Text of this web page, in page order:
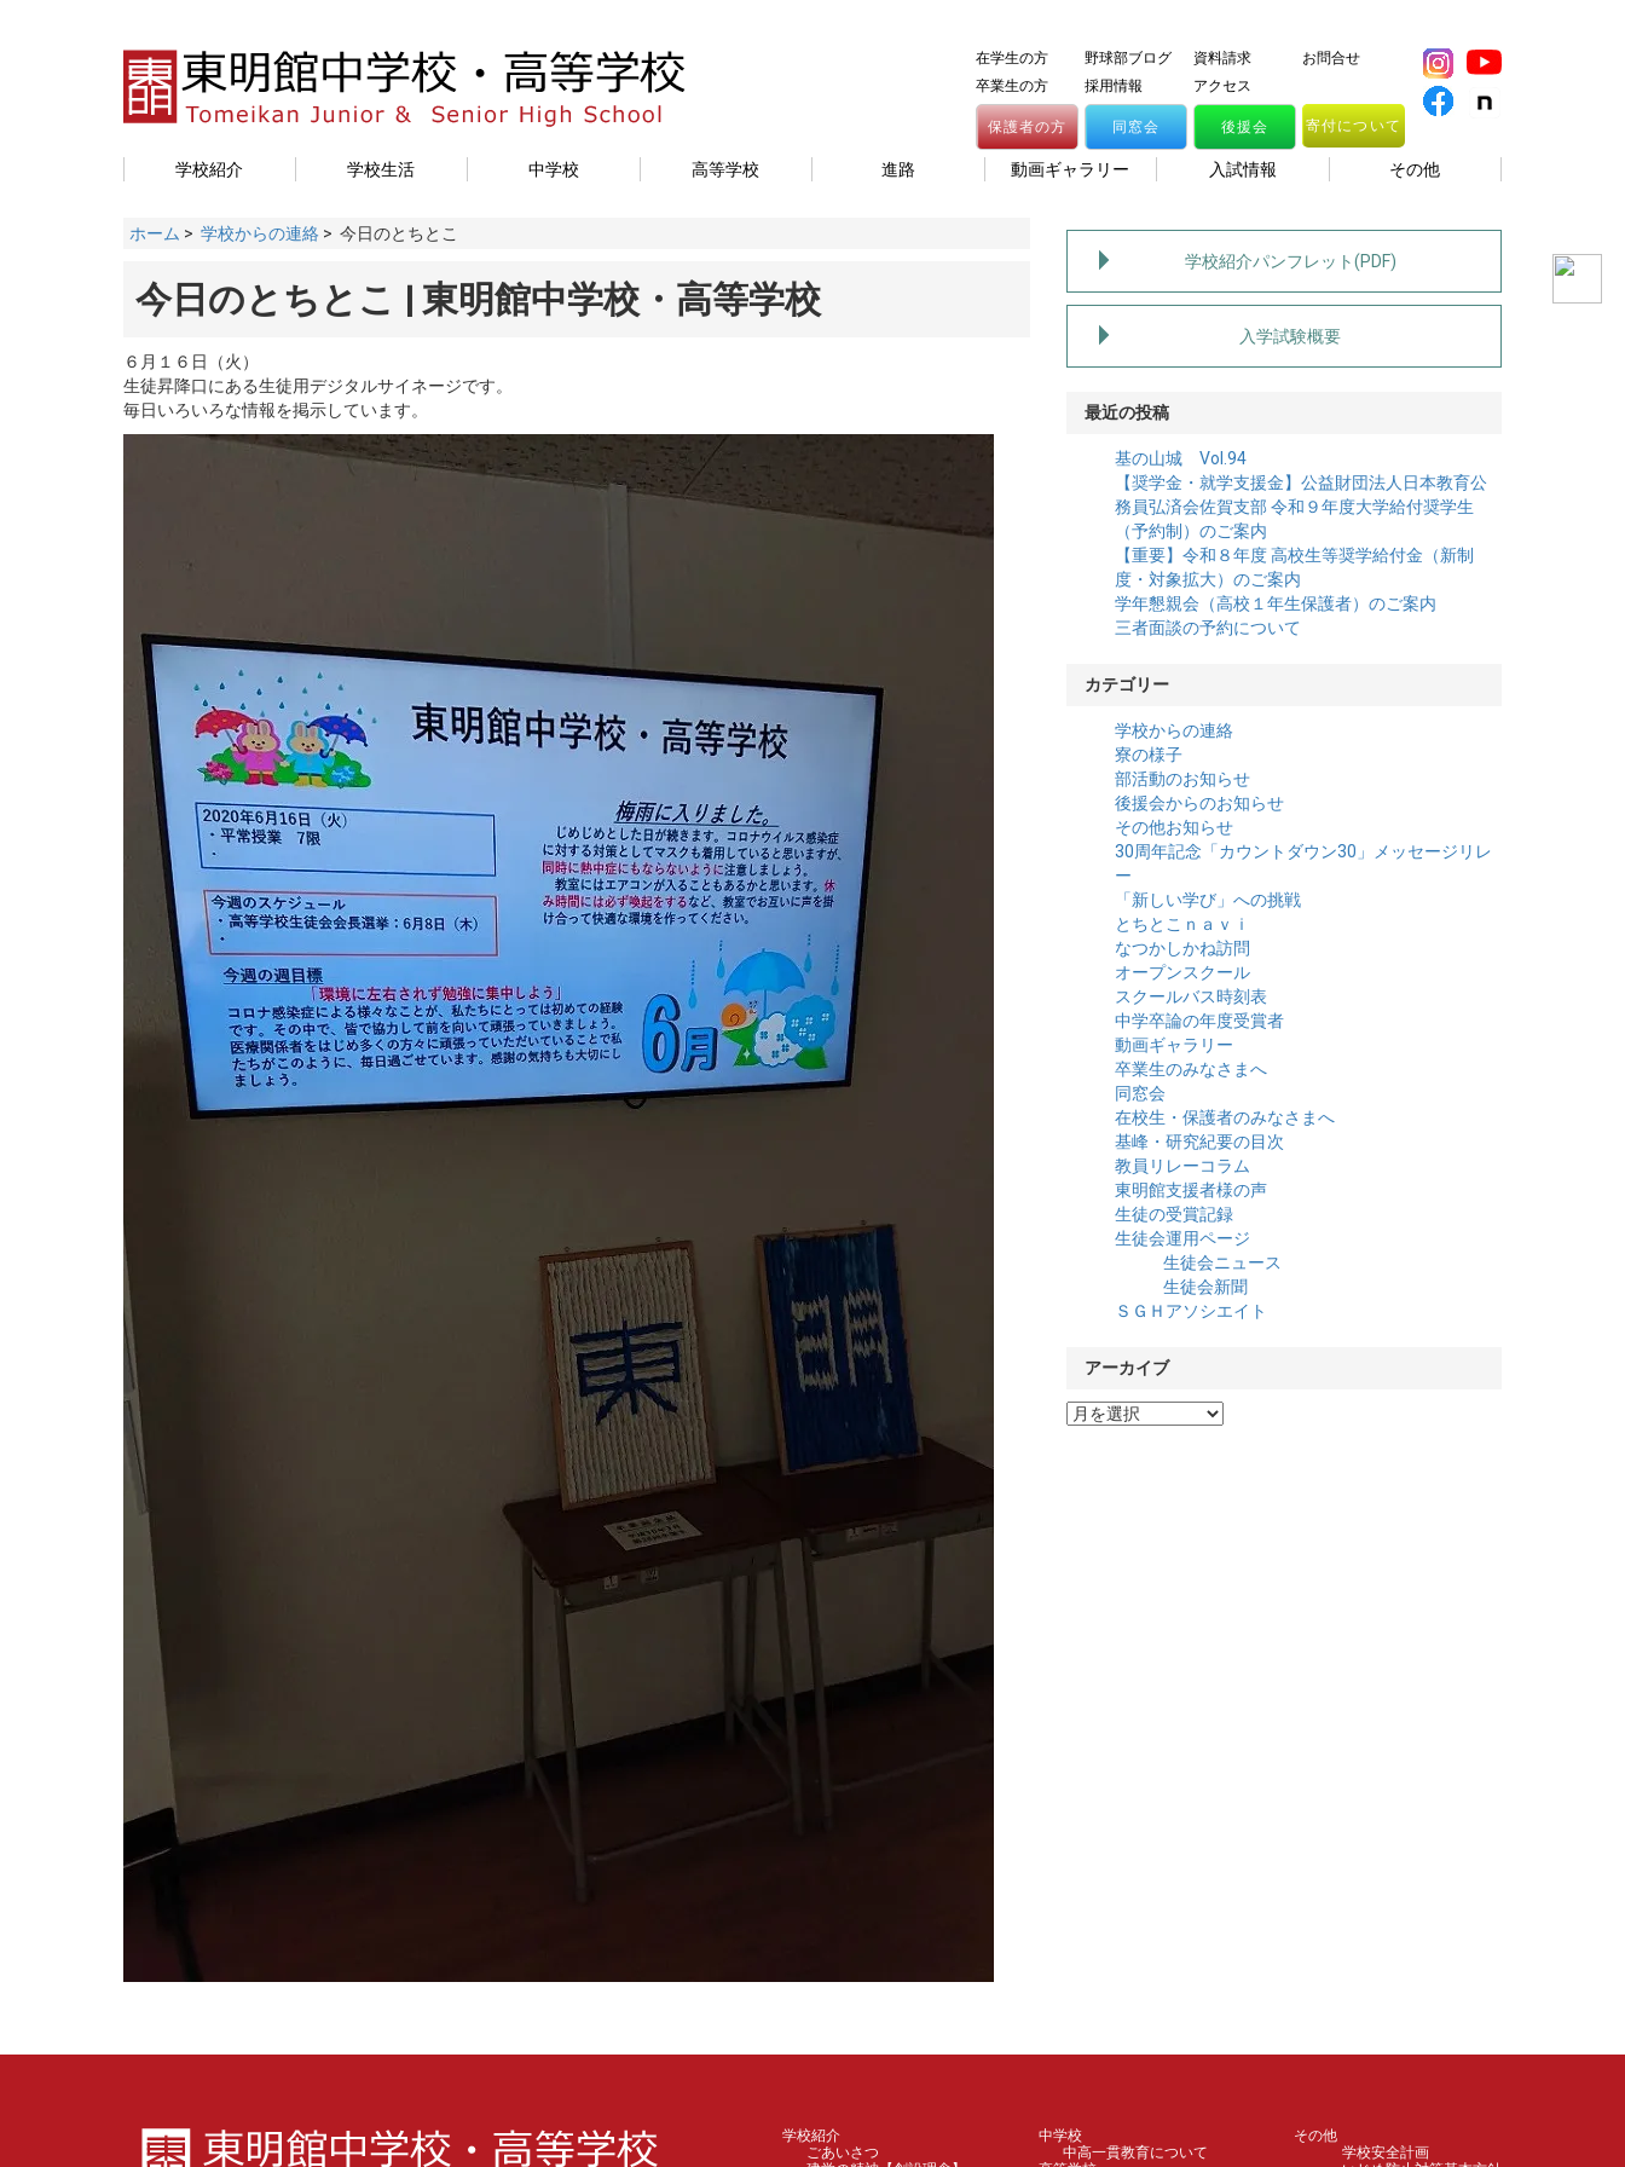
在学生の方 野球部ブログ 資料請求
お問合せ
卒業生の方
採用情報 アクセス
保護者の方 同窓会 後援会 寄付について
学校紹介 学校生活 中学校 高等学校 進路 動画ギャラリー 入試情報 その他
ホーム > 学校からの連絡 > 今日のとちとこ
今日のとちとこ | 東明館中学校・高等学校
６月１６日（火）
生徒昇降口にある生徒用デジタルサイネージです。
毎日いろいろな情報を掲示しています。
学校紹介パンフレット(PDF)
入学試験概要
最近の投稿
基の山城 Vol.94
【奨学金・就学支援金】公益財団法人日本教育公
務員弘済会佐賀支部 令和９年度大学給付奨学生
（予約制）のご案内
【重要】令和８年度 高校生等奨学給付金（新制
度・対象拡大）のご案内
学年懇親会（高校１年生保護者）のご案内
三者面談の予約について
カテゴリー
学校からの連絡
寮の様子
部活動のお知らせ
後援会からのお知らせ
その他お知らせ
30周年記念「カウントダウン30」メッセージリレ
ー
「新しい学び」への挑戦
とちとこｎａｖｉ
なつかしかね訪問
オープンスクール
スクールバス時刻表
中学卒論の年度受賞者
動画ギャラリー
卒業生のみなさまへ
同窓会
在校生・保護者のみなさまへ
基峰・研究紀要の目次
教員リレーコラム
東明館支援者様の声
生徒の受賞記録
生徒会運用ページ
生徒会ニュース
生徒会新聞
ＳＧＨアソシエイト
アーカイブ
ア
学校紹介
ごあいさつ
中学校
中高一貫教育について
その他
学校安全計画